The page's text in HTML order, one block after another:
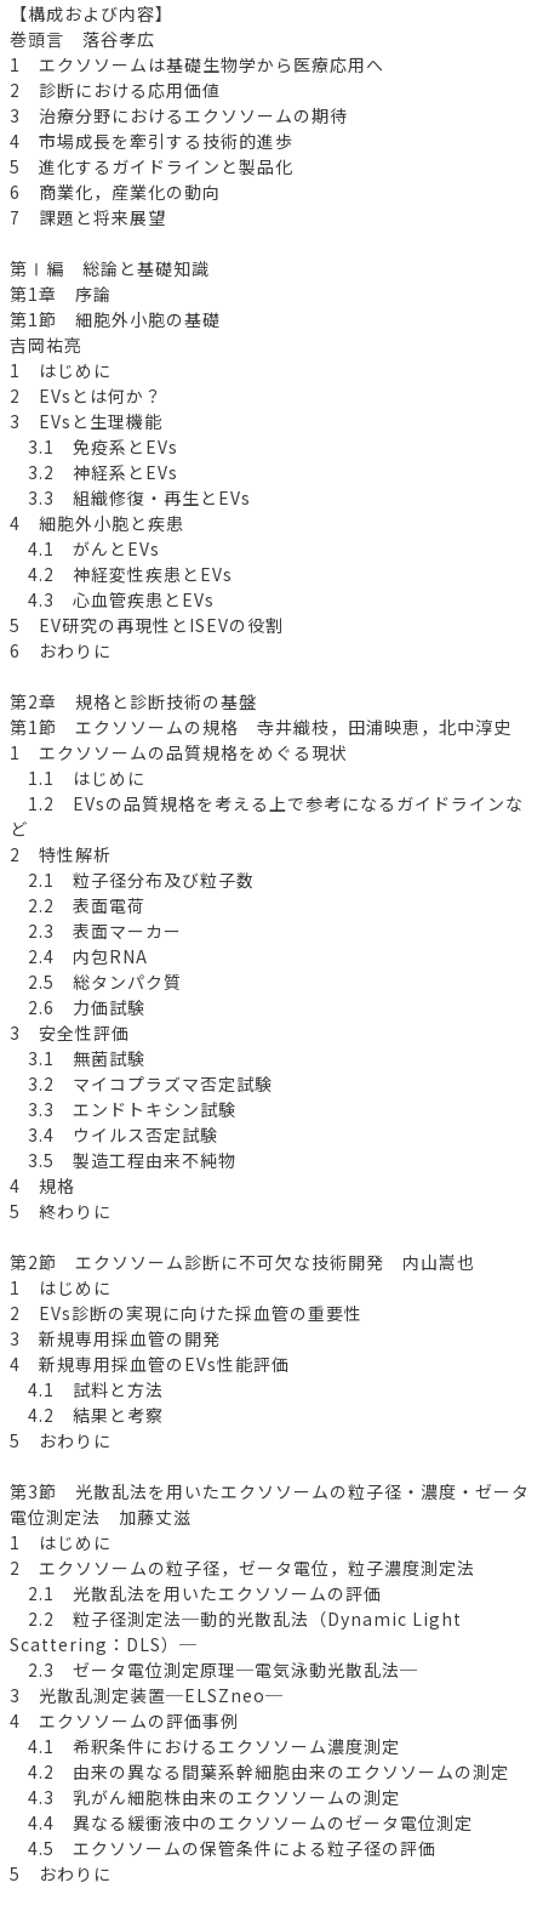
【構成および内容】
巻頭言 落谷孝広
1 エクソソームは基礎生物学から医療応用へ
2 診断における応用価値
3 治療分野におけるエクソソームの期待
4 市場成長を牽引する技術的進歩
5 進化するガイドラインと製品化
6 商業化，産業化の動向
7 課題と将来展望
第Ⅰ編 総論と基礎知識
第1章 序論
第1節 細胞外小胞の基礎
吉岡祐亮
1 はじめに
2 EVsとは何か？
3 EVsと生理機能
3.1 免疫系とEVs
3.2 神経系とEVs
3.3 組織修復・再生とEVs
4 細胞外小胞と疾患
4.1 がんとEVs
4.2 神経変性疾患とEVs
4.3 心血管疾患とEVs
5 EV研究の再現性とISEVの役割
6 おわりに
第2章 規格と診断技術の基盤
第1節 エクソソームの規格 寺井織枝，田浦映恵，北中淳史
1 エクソソームの品質規格をめぐる現状
1.1 はじめに
1.2 EVsの品質規格を考える上で参考になるガイドラインな
ど
2 特性解析
2.1 粒子径分布及び粒子数
2.2 表面電荷
2.3 表面マーカー
2.4 内包RNA
2.5 総タンパク質
2.6 力価試験
3 安全性評価
3.1 無菌試験
3.2 マイコプラズマ否定試験
3.3 エンドトキシン試験
3.4 ウイルス否定試験
3.5 製造工程由来不純物
4 規格
5 終わりに
第2節 エクソソーム診断に不可欠な技術開発 内山嵩也
1 はじめに
2 EVs診断の実現に向けた採血管の重要性
3 新規専用採血管の開発
4 新規専用採血管のEVs性能評価
4.1 試料と方法
4.2 結果と考察
5 おわりに
第3節 光散乱法を用いたエクソソームの粒子径・濃度・ゼータ
電位測定法 加藤丈滋
1 はじめに
2 エクソソームの粒子径，ゼータ電位，粒子濃度測定法
2.1 光散乱法を用いたエクソソームの評価
2.2 粒子径測定法─動的光散乱法（Dynamic Light
Scattering：DLS）─
2.3 ゼータ電位測定原理─電気泳動光散乱法─
3 光散乱測定装置─ELSZneo─
4 エクソソームの評価事例
4.1 希釈条件におけるエクソソーム濃度測定
4.2 由来の異なる間葉系幹細胞由来のエクソソームの測定
4.3 乳がん細胞株由来のエクソソームの測定
4.4 異なる緩衝液中のエクソソームのゼータ電位測定
4.5 エクソソームの保管条件による粒子径の評価
5 おわりに